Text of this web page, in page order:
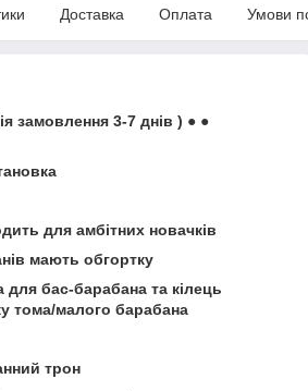
Доставка Оплата Умови
замовлення 3-7 днів ) ● ●
для амбітних новачків
мають обгортку
бас-барабана та кілець
тома/малого барабана
трон